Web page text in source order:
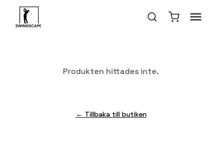
Produkten hittades inte.
← Tillbaka till butiken